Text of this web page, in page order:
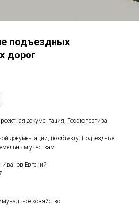
подъездных
дорог
документация, Госэкспертиза
документации, по объекту: Подъездные
участкам.
Иванов Евгений
хозяйство